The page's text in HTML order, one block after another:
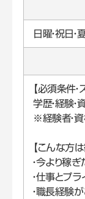
日曜・祝日
【必須条件・
学歴・経験・
※経験者・
【こんな方
・今より稼
・仕事とプ
・職長経験